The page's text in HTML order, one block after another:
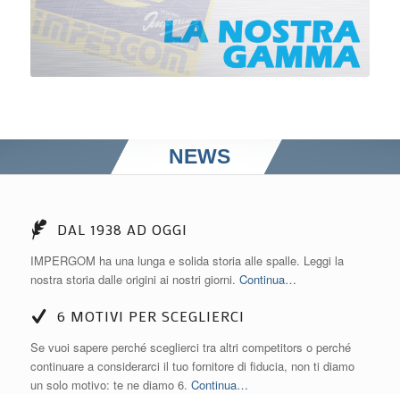
NEWS
DAL 1938 AD OGGI
IMPERGOM ha una lunga e solida storia alle spalle. Leggi la
nostra storia dalle origini ai nostri giorni. Continua…
6 MOTIVI PER SCEGLIERCI
Se vuoi sapere perché sceglierci tra altri competitors o perché
continuare a considerarci il tuo fornitore di fiducia, non ti diamo
un solo motivo: te ne diamo 6. Continua…